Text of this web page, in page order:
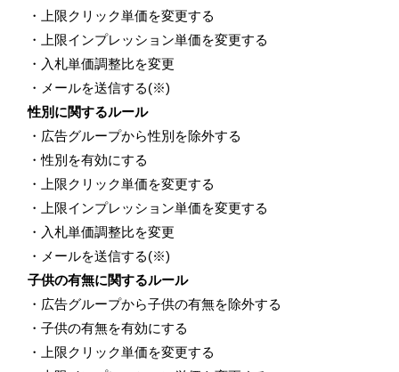
・上限クリック単価を変更する
・上限インプレッション単価を変更する
・入札単価調整比を変更
・メールを送信する(※)
性別に関するルール
・広告グループから性別を除外する
・性別を有効にする
・上限クリック単価を変更する
・上限インプレッション単価を変更する
・入札単価調整比を変更
・メールを送信する(※)
子供の有無に関するルール
・広告グループから子供の有無を除外する
・子供の有無を有効にする
・上限クリック単価を変更する